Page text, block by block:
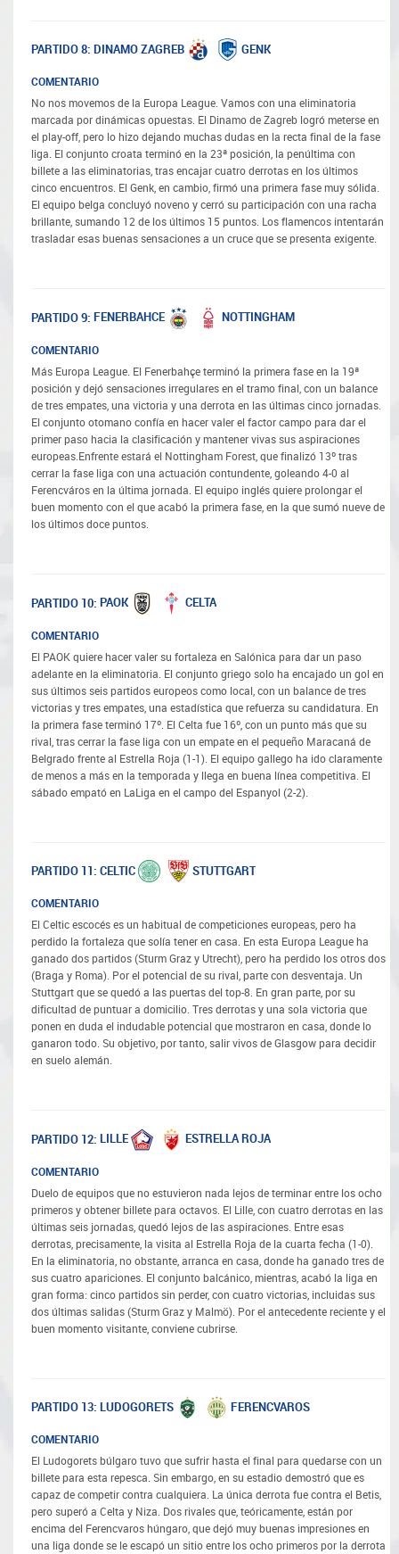
PARTIDO 8: DINAMO ZAGREB GENK
COMENTARIO
No nos movemos de la Europa League. Vamos con una eliminatoria
marcada por dinámicas opuestas. El Dinamo de Zagreb logró meterse en
el play-off, pero lo hizo dejando muchas dudas en la recta final de la fase
liga. El conjunto croata terminó en la 23ª posición, la penúltima con
billete a las eliminatorias, tras encajar cuatro derrotas en los últimos
cinco encuentros. El Genk, en cambio, firmó una primera fase muy sólida.
El equipo belga concluyó noveno y cerró su participación con una racha
brillante, sumando 12 de los últimos 15 puntos. Los flamencos intentarán
trasladar esas buenas sensaciones a un cruce que se presenta exigente.
PARTIDO 9: FENERBAHCE NOTTINGHAM
COMENTARIO
Más Europa League. El Fenerbahçe terminó la primera fase en la 19ª
posición y dejó sensaciones irregulares en el tramo final, con un balance
de tres empates, una victoria y una derrota en las últimas cinco jornadas.
El conjunto otomano confía en hacer valer el factor campo para dar el
primer paso hacia la clasificación y mantener vivas sus aspiraciones
europeas.Enfrente estará el Nottingham Forest, que finalizó 13º tras
cerrar la fase liga con una actuación contundente, goleando 4-0 al
Ferencváros en la última jornada. El equipo inglés quiere prolongar el
buen momento con el que acabó la primera fase, en la que sumó nueve de
los últimos doce puntos.
PARTIDO 10: PAOK CELTA
COMENTARIO
El PAOK quiere hacer valer su fortaleza en Salónica para dar un paso
adelante en la eliminatoria. El conjunto griego solo ha encajado un gol en
sus últimos seis partidos europeos como local, con un balance de tres
victorias y tres empates, una estadística que refuerza su candidatura. En
la primera fase terminó 17º. El Celta fue 16º, con un punto más que su
rival, tras cerrar la fase liga con un empate en el pequeño Maracaná de
Belgrado frente al Estrella Roja (1-1). El equipo gallego ha ido claramente
de menos a más en la temporada y llega en buena línea competitiva. El
sábado empató en LaLiga en el campo del Espanyol (2-2).
PARTIDO 11: CELTIC STUTTGART
COMENTARIO
El Celtic escocés es un habitual de competiciones europeas, pero ha
perdido la fortaleza que solía tener en casa. En esta Europa League ha
ganado dos partidos (Sturm Graz y Utrecht), pero ha perdido los otros dos
(Braga y Roma). Por el potencial de su rival, parte con desventaja. Un
Stuttgart que se quedó a las puertas del top-8. En gran parte, por su
dificultad de puntuar a domicilio. Tres derrotas y una sola victoria que
ponen en duda el indudable potencial que mostraron en casa, donde lo
ganaron todo. Su objetivo, por tanto, salir vivos de Glasgow para decidir
en suelo alemán.
PARTIDO 12: LILLE ESTRELLA ROJA
COMENTARIO
Duelo de equipos que no estuvieron nada lejos de terminar entre los ocho
primeros y obtener billete para octavos. El Lille, con cuatro derrotas en las
últimas seis jornadas, quedó lejos de las aspiraciones. Entre esas
derrotas, precisamente, la visita al Estrella Roja de la cuarta fecha (1-0).
En la eliminatoria, no obstante, arranca en casa, donde ha ganado tres de
sus cuatro apariciones. El conjunto balcánico, mientras, acabó la liga en
gran forma: cinco partidos sin perder, con cuatro victorias, incluidas sus
dos últimas salidas (Sturm Graz y Malmö). Por el antecedente reciente y el
buen momento visitante, conviene cubrirse.
PARTIDO 13: LUDOGORETS FERENCVAROS
COMENTARIO
El Ludogorets búlgaro tuvo que sufrir hasta el final para quedarse con un
billete para esta repesca. Sin embargo, en su estadio demostró que es
capaz de competir contra cualquiera. La única derrota fue contra el Betis,
pero superó a Celta y Niza. Dos rivales que, teóricamente, están por
encima del Ferencvaros húngaro, que dejó muy buenas impresiones en
una liga donde se le escapó un sitio entre los ocho primeros por la derrota